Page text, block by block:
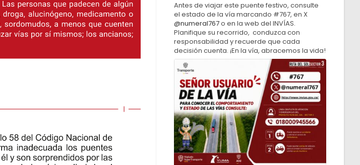
Antes de viajar este puente festivo, consulte
el estado de la vía marcando #767, en X
@numeral767o en la web del INVÍAS.
Planifique su recorrido, conduzca con
responsabilidad y recuerde que cada
decisión cuenta. ¡En la vía, abracemos la vida!